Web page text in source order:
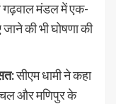
गढ़वाल मंडल में एक-
की भी घोषणा की
सीएम धामी ने कहा
और मणिपुर के